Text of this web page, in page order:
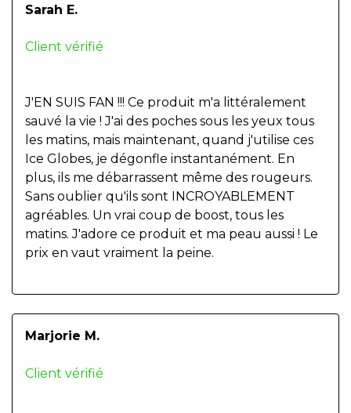
Sarah E.
Client vérifié
J'EN SUIS FAN !!! Ce produit m'a littéralement
sauvé la vie ! J'ai des poches sous les yeux tous
les matins, mais maintenant, quand j'utilise ces
Ice Globes, je dégonfle instantanément. En
plus, ils me débarrassent même des rougeurs.
Sans oublier qu'ils sont INCROYABLEMENT
agréables. Un vrai coup de boost, tous les
matins. J'adore ce produit et ma peau aussi ! Le
prix en vaut vraiment la peine.
Marjorie M.
Client vérifié